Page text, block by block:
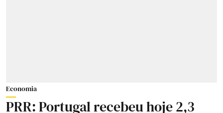
Economia
PRR: Portugal recebeu hoje 2,3